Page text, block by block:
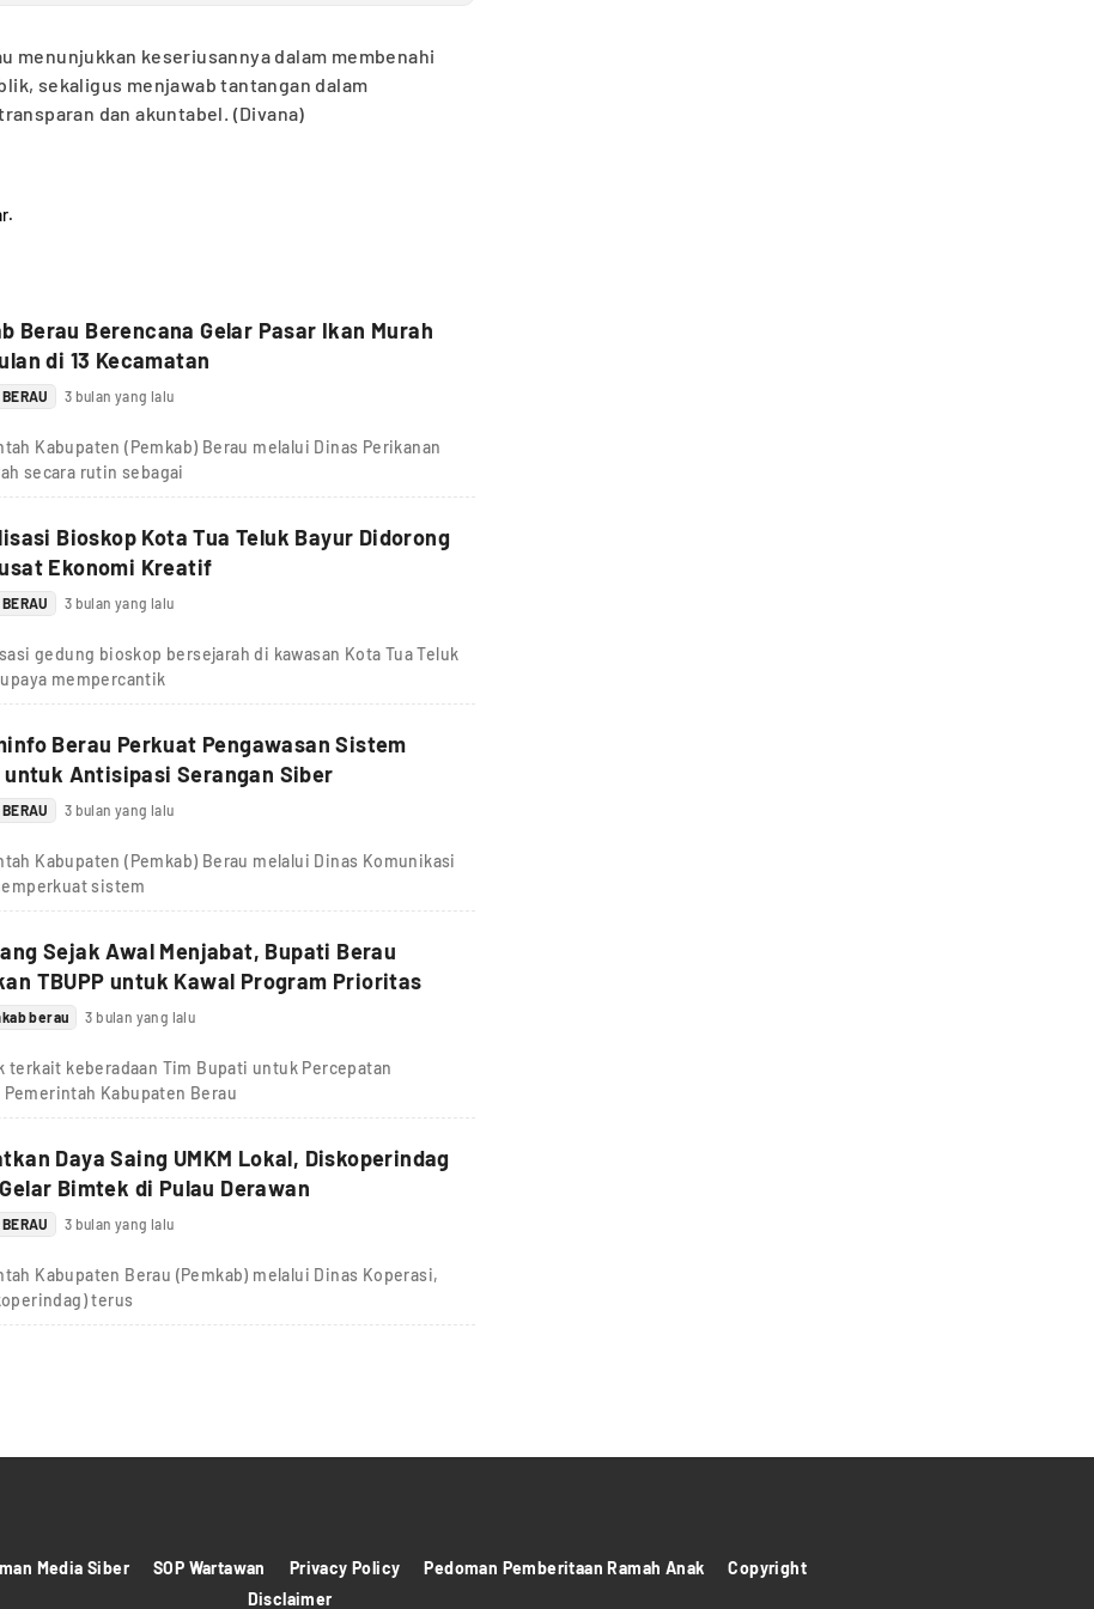
menunjukkan keseriusannya dalam membenahi
sekaligus menjawab tantangan dalam
dan akuntabel. (Divana)
Berau Berencana Gelar Pasar Ikan Murah
di 13 Kecamatan
3 bulan yang lalu
Kabupaten (Pemkab) Berau melalui Dinas Perikanan
secara rutin sebagai
Bioskop Kota Tua Teluk Bayur Didorong
Ekonomi Kreatif
3 bulan yang lalu
gedung bioskop bersejarah di kawasan Kota Tua Teluk
mempercantik
Berau Perkuat Pengawasan Sistem
Antisipasi Serangan Siber
3 bulan yang lalu
Kabupaten (Pemkab) Berau melalui Dinas Komunikasi
sistem
Sejak Awal Menjabat, Bupati Berau
TBUPP untuk Kawal Program Prioritas
berau 3 bulan yang lalu
terkait keberadaan Tim Bupati untuk Percepatan
Kabupaten Berau
Daya Saing UMKM Lokal, Diskoperindag
Bimtek di Pulau Derawan
3 bulan yang lalu
Kabupaten Berau (Pemkab) melalui Dinas Koperasi,
terus
Media Siber SOP Wartawan Privacy Policy Pedoman Pemberitaan Ramah Anak
Copyright
Disclaimer